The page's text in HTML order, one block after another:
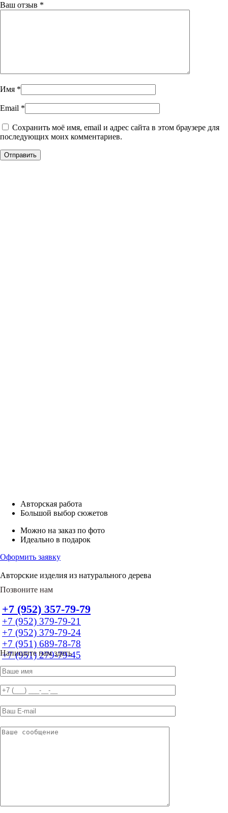
Ваш отзыв *
Имя *
Email *
Сохранить моё имя, email и адрес сайта в этом браузере для
последующих моих комментариев.
Авторская работа
Большой выбор сюжетов
Можно на заказ по фото
Идеально в подарок
Оформить заявку
Авторские изделия из натурального дерева
Позвоните нам
+7 (952) 357-79-79
+7 (952) 379-79-21
+7 (952) 379-79-24
+7 (951) 689-78-78
+7 (951) 279-79-45
Напишите нам здесь